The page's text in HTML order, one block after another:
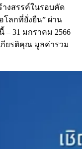
างสรรค์ในรอบคัด
โลกที่ยั่งยืน” ผ่าน
– 31 มกราคม 2566
กียรติคุณ มูลค่ารวม